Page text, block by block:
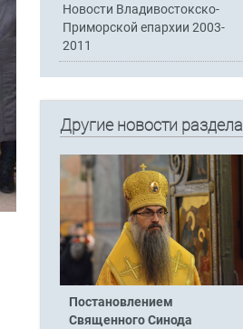
Новости Владивостокско-
Приморской епархии 2003-
2011
Другие новости раздела
Постановлением
Священного Синода